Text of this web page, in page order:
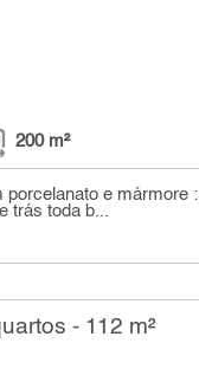
200 m²
porcelanato e mármore :
trás toda b...
- 112 m²